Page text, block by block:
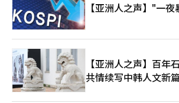
【亚洲人之声】"一夜
【亚洲人之声】百年
共情续写中韩人文新